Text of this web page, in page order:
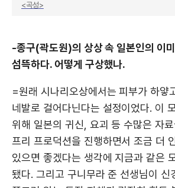
<곡성>
-종구(곽도원)의 상상 속 일본인의 이
섬뜩하다. 어떻게 구상했나.
=원래 시나리오상에서는 피부가 하얗
네발로 걸어다닌다는 설정이었다. 이
위해 일본의 귀신, 요괴 등 수많은 자료
프리 프로덕션을 진행하면서 조금 더
있으면 좋겠다는 생각에 지금과 같은
됐다. 그리고 구니무라 준 선생님이 신